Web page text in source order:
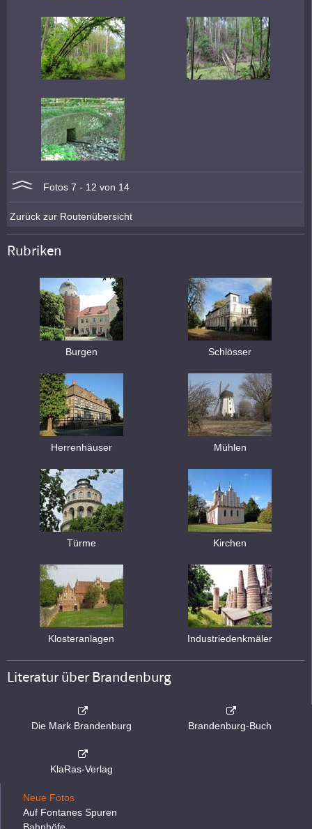
Fotos 7 - 12 von 14
Zurück zur Routenübersicht
Rubriken
Burgen Schlösser
Herrenhäuser Mühlen
Türme Kirchen
Klosteranlagen Industriedenkmäler
Literatur über Brandenburg
Die Mark Brandenburg Brandenburg-Buch
KlaRas-Verlag
Neue Fotos
Auf Fontanes Spuren